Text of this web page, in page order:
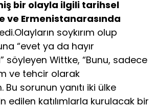
bir olayla ilgili tarihsel
ve Ermenistanarasında
soykırım olup
“evet ya da hayır
söyleyen Wittke, “Bunu, sadece
ve tehcir olarak
sorunun yanıtı iki ülke
edilen katılımlarla kurulacak bir